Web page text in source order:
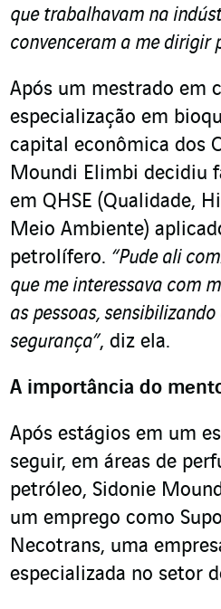
que trabalhavam na
convenceram a me dirigir
Após um mestrado em
especialização em
capital econômica dos
Moundi Elimbi decidiu
em QHSE (Qualidade,
Meio Ambiente)
petrolífero. “Pude ali
que me interessava com
as pessoas,
segurança”, diz ela.
A importância do
Após estágios em um
seguir, em áreas de
petróleo, Sidonie
um emprego como
Necotrans, uma
especializada no setor